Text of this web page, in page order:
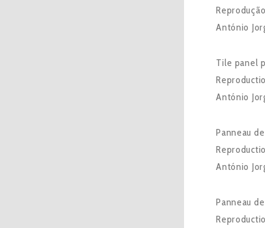
António
Tile panel
António
Panneau
António
Panneau